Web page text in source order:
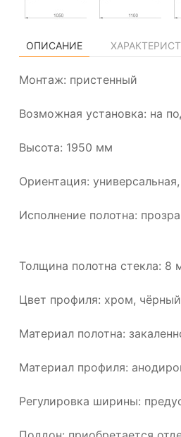
ОПИСАНИЕ
Монтаж: пристенный
Возможная установка: на
Высота: 1950 мм
Ориентация:
Исполнение полотна:
Толщина полотна стекла: 8
Цвет профиля: хром, чёрный
Материал полотна:
Материал профиля:
Регулировка ширины: